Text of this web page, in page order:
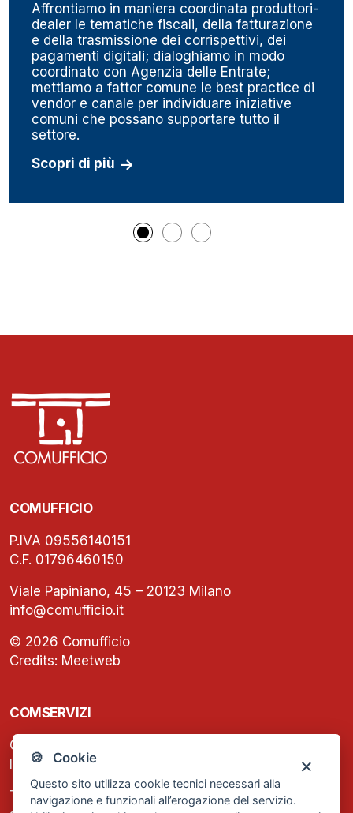
🍪 Cookie
Questo sito utilizza cookie tecnici necessari alla
navigazione e funzionali all’erogazione del servizio.
Affrontiamo in maniera coordinata produttori-
dealer le tematiche fiscali, della fatturazione
e della trasmissione dei corrispettivi, dei
pagamenti digitali; dialoghiamo in modo
coordinato con Agenzia delle Entrate;
mettiamo a fattor comune le best practice di
vendor e canale per individuare iniziative
comuni che possano supportare tutto il
settore.
Scopri di più
COMUFFICIO
P.IVA 09556140151
C.F. 01796460150
Viale Papiniano, 45 – 20123 Milano
info@comufficio.it
© 2026 Comufficio
Credits: Meetweb
COMSERVIZI
C.F. e P.IVA: 13474420158
Iscrizione REA Milano n. 1656740
Tel. +39 02 2838 1307